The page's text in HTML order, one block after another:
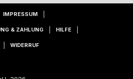
IMPRESSUM
& ZAHLUNG HILFE
WIDERRUF